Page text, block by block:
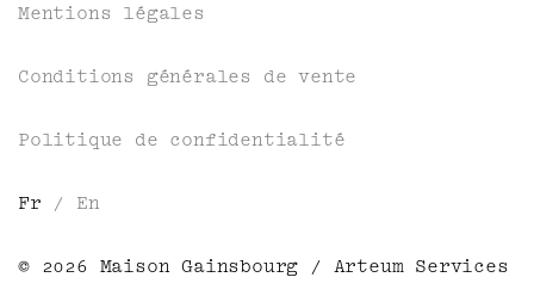
Mentions légales
Conditions générales de vente
Politique de confidentialité
Fr / En
© 2026 Maison Gainsbourg / Arteum Services